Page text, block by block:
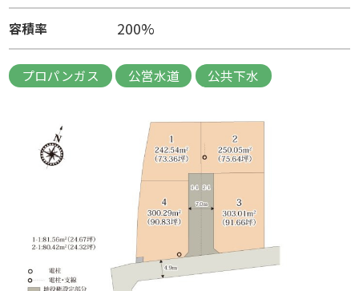
容積率 200%
プロパンガス 公営水道 公共下水